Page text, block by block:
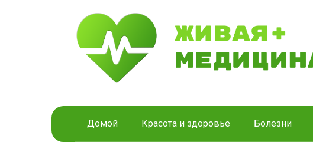
Домой Красота и здоровье Болезни